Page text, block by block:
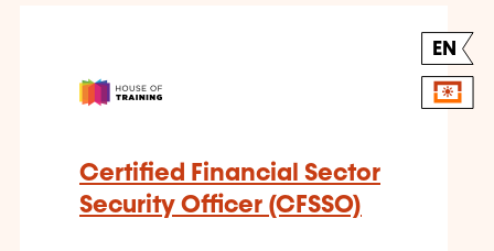
EN
Certified Financial Sector
Security Officer (CFSSO)